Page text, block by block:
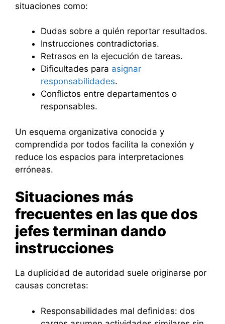
situaciones como:
Dudas sobre a quién reportar resultados.
Instrucciones contradictorias.
Retrasos en la ejecución de tareas.
Dificultades para asignar
responsabilidades.
Conflictos entre departamentos o
responsables.
Un esquema organizativa conocida y
comprendida por todos facilita la conexión y
reduce los espacios para interpretaciones
erróneas.
Situaciones más
frecuentes en las que dos
jefes terminan dando
instrucciones
La duplicidad de autoridad suele originarse por
causas concretas:
Responsabilidades mal definidas: dos